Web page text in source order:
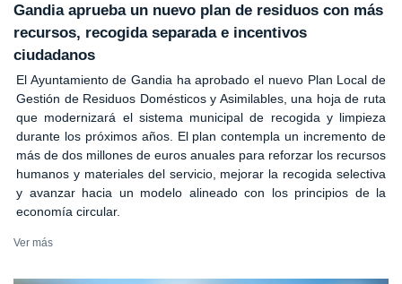
Gandia aprueba un nuevo plan de residuos con más
recursos, recogida separada e incentivos
ciudadanos
El Ayuntamiento de Gandia ha aprobado el nuevo Plan Local de
Gestión de Residuos Domésticos y Asimilables, una hoja de ruta
que modernizará el sistema municipal de recogida y limpieza
durante los próximos años. El plan contempla un incremento de
más de dos millones de euros anuales para reforzar los recursos
humanos y materiales del servicio, mejorar la recogida selectiva
y avanzar hacia un modelo alineado con los principios de la
economía circular.
Ver más